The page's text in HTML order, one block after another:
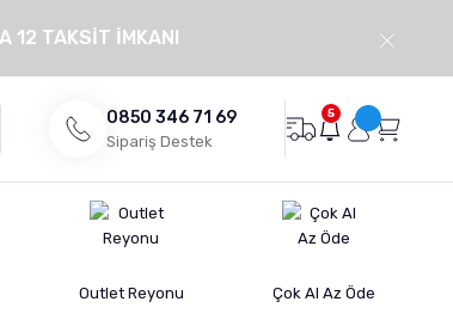
12 TAKSİT İMKANI
0850 346 71 69
Sipariş Destek
5
Outlet Reyonu Çok Al Az Öde